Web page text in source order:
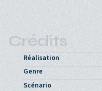
Crédits
Réalisation
Genre
Scénario